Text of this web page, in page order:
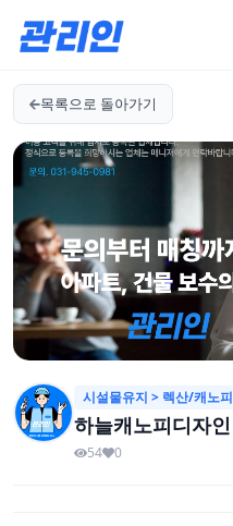
목록으로 돌아가기
시설물유지 > 렉산/캐노피
하늘캐노피디자인
54 0